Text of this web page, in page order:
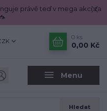
právě teď v mega akci za
Menu
Hledat
0 ks
0,00 Kč